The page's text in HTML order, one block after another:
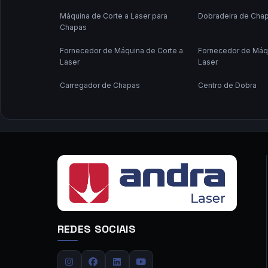
Máquina de Corte a Laser para
Chapas
Dobradeira de
Fornecedor de Máquina de Corte a
Laser
Fornecedor de
Laser
Carregador de Chapas Centro de Dobra
Curvadora de Tubos Eletromecanica Dobradeira de
Fonte Laser Fibra Max Cabeça
Raytools
Lixadeira de
Maquina de Corte a Laser Grande Maquina de Corte
Maquina de Gravação a Laser Metal Maquina de Solda
Máquina de Cortar Chapa a Laser
REDES SOCIAIS